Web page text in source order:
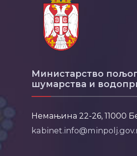
Министарство
шумарства и
Немањина 22-26, 11000